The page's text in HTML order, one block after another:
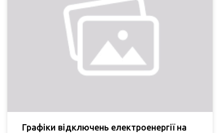
Графіки відключень електроенергії на